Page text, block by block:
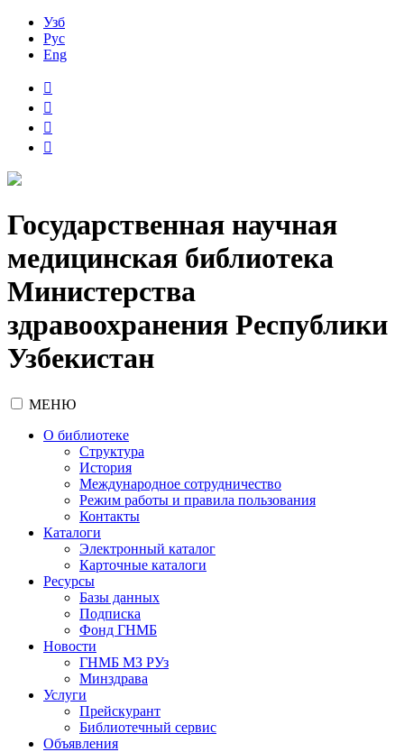
Узб
Рус
Eng
Государственная научная
медицинская библиотека
Министерства
здравоохранения Республики
Узбекистан
МЕНЮ
О библиотеке
Структура
История
Международное сотрудничество
Режим работы и правила пользования
Контакты
Каталоги
Электронный каталог
Карточные каталоги
Ресурсы
Базы данных
Подписка
Фонд ГНМБ
Новости
ГНМБ МЗ РУз
Минздрава
Услуги
Прейскурант
Библиотечный сервис
Объявления